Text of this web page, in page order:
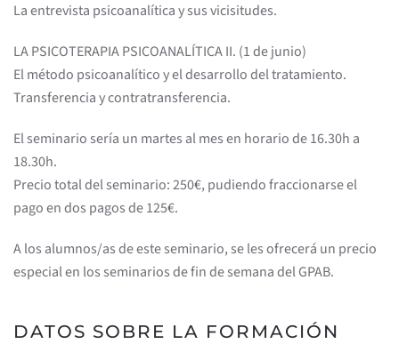
La entrevista psicoanalítica y sus vicisitudes.
LA PSICOTERAPIA PSICOANALÍTICA II. (1 de junio)
El método psicoanalítico y el desarrollo del tratamiento.
Transferencia y contratransferencia.
El seminario sería un martes al mes en horario de 16.30h a
18.30h.
Precio total del seminario: 250€, pudiendo fraccionarse el
pago en dos pagos de 125€.
A los alumnos/as de este seminario, se les ofrecerá un precio
especial en los seminarios de fin de semana del GPAB.
DATOS SOBRE LA FORMACIÓN